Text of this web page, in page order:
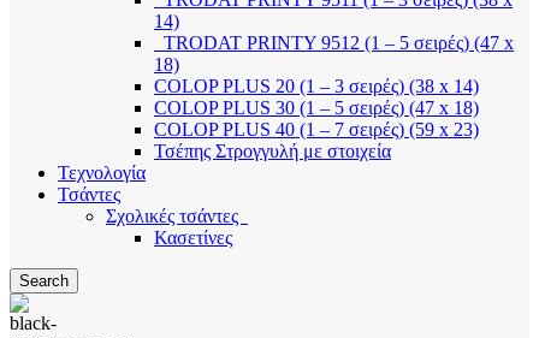
14)
TRODAT PRINTY 9512 (1 – 5 σειρές) (47 x
18)
COLOP PLUS 20 (1 – 3 σειρές) (38 x 14)
COLOP PLUS 30 (1 – 5 σειρές) (47 x 18)
COLOP PLUS 40 (1 – 7 σειρές) (59 x 23)
Τσέπης Στρογγυλή με στοιχεία
Τεχνολογία
Τσάντες
Σχολικές τσάντες
Κασετίνες
Search